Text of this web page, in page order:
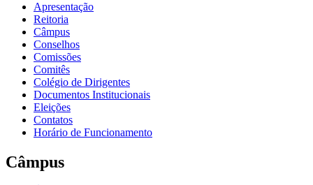
Apresentação
Reitoria
Câmpus
Conselhos
Comissões
Comitês
Colégio de Dirigentes
Documentos Institucionais
Eleições
Contatos
Horário de Funcionamento
Câmpus